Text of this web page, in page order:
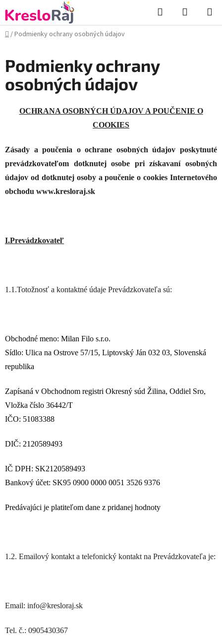
na
obsah
Hľadať
KOŠÍK
Domov
/Podmienky ochrany osobných údajov
Podmienky ochrany
osobných údajov
OCHRANA OSOBNÝCH ÚDAJOV A POUČENIE O
COOKIES
Zásady a poučenia o ochrane osobných údajov poskytnuté
prevádzkovateľom dotknutej osobe pri získavaní osobných
údajov od dotknutej osoby a poučenie o cookies Internetového
obchodu www.kresloraj.sk
I.Prevádzkovateľ
1.1.Totožnosť a kontaktné údaje Prevádzkovateľa sú:
Obchodné meno: Milan Filo s.r.o.
Sídlo: Ulica na Ostrove 57/15, Liptovský Ján 032 03, Slovenská
republika
Zapísaná v Obchodnom registri Okresný súd Žilina, Oddiel Sro,
Vložka číslo 36442/T
IČO: 51083388
DIČ: 2120589493
IČ DPH: SK2120589493
Bankový účet: SK95 0900 0000 0051 3526 9376
Predávajúci je platiteľom dane z pridanej hodnoty
1.2. Emailový kontakt a telefonický kontakt na Prevádzkovateľa je:
Email: info@kresloraj.sk
Tel. č.: 0905430367